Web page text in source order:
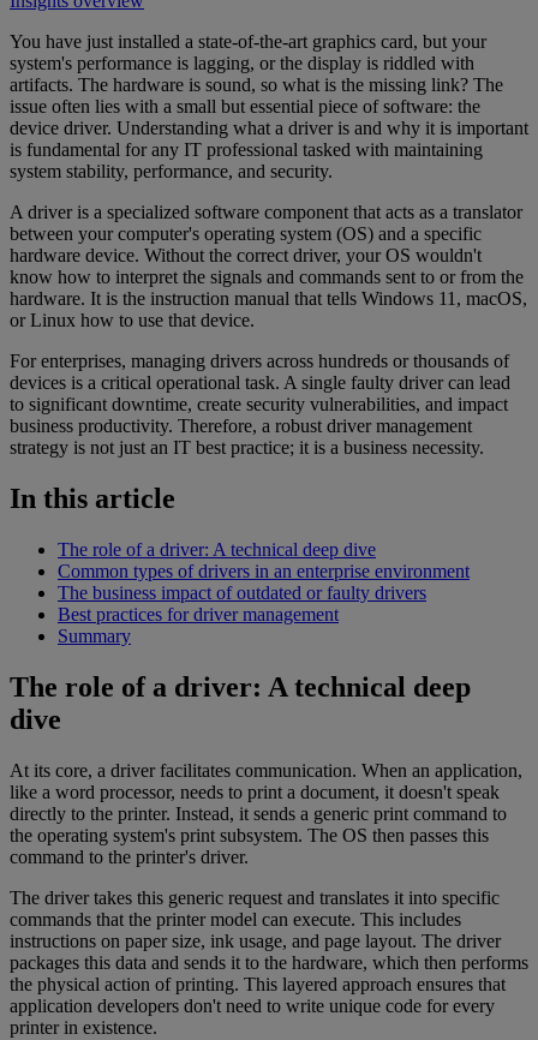
You have just installed a state-of-the-art graphics card, but your
system's performance is lagging, or the display is riddled with
artifacts. The hardware is sound, so what is the missing link? The
issue often lies with a small but essential piece of software: the
device driver. Understanding what a driver is and why it is important
is fundamental for any IT professional tasked with maintaining
system stability, performance, and security.
A driver is a specialized software component that acts as a translator
between your computer's operating system (OS) and a specific
hardware device. Without the correct driver, your OS wouldn't
know how to interpret the signals and commands sent to or from the
hardware. It is the instruction manual that tells Windows 11, macOS,
or Linux how to use that device.
For enterprises, managing drivers across hundreds or thousands of
devices is a critical operational task. A single faulty driver can lead
to significant downtime, create security vulnerabilities, and impact
business productivity. Therefore, a robust driver management
strategy is not just an IT best practice; it is a business necessity.
In this article
The role of a driver: A technical deep dive
Common types of drivers in an enterprise environment
The business impact of outdated or faulty drivers
Best practices for driver management
Summary
The role of a driver: A technical deep
dive
At its core, a driver facilitates communication. When an application,
like a word processor, needs to print a document, it doesn't speak
directly to the printer. Instead, it sends a generic print command to
the operating system's print subsystem. The OS then passes this
command to the printer's driver.
The driver takes this generic request and translates it into specific
commands that the printer model can execute. This includes
instructions on paper size, ink usage, and page layout. The driver
packages this data and sends it to the hardware, which then performs
the physical action of printing. This layered approach ensures that
application developers don't need to write unique code for every
printer in existence.